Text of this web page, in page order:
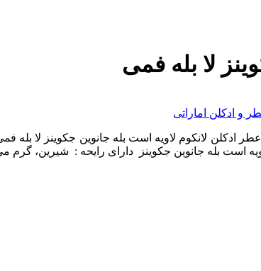
لا بله فمی
و ادکلن اماراتی
ادکلن لانکوم لاویه است بله جانوین جکوینز لا بله
بله جانوین جکوینز دارای رایحه : شیرین، گرم می